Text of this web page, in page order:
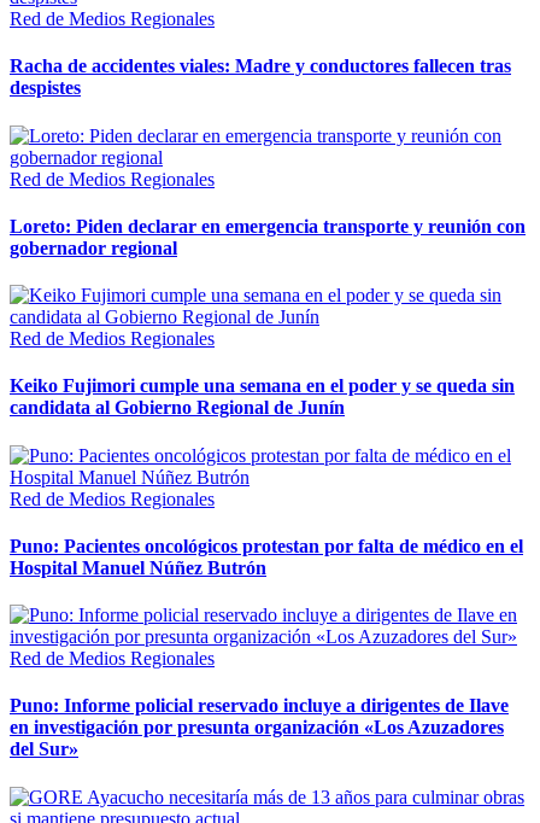
Red de Medios Regionales
Racha de accidentes viales: Madre y conductores fallecen tras
despistes
Red de Medios Regionales
Loreto: Piden declarar en emergencia transporte y reunión con
gobernador regional
Red de Medios Regionales
Keiko Fujimori cumple una semana en el poder y se queda sin
candidata al Gobierno Regional de Junín
Red de Medios Regionales
Puno: Pacientes oncológicos protestan por falta de médico en el
Hospital Manuel Núñez Butrón
Red de Medios Regionales
Puno: Informe policial reservado incluye a dirigentes de Ilave
en investigación por presunta organización «Los Azuzadores
del Sur»